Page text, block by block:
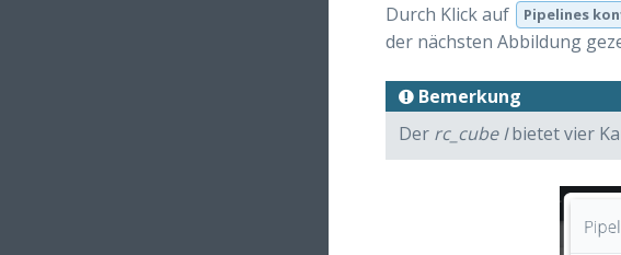
Durch Klick auf Pipelines
der nächsten Abbildung
Bemerkung
Der rc_cube Ibietet vier